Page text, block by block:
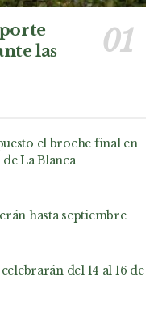
las
el broche final en
La Blanca
hasta septiembre
del 14 al 16 de